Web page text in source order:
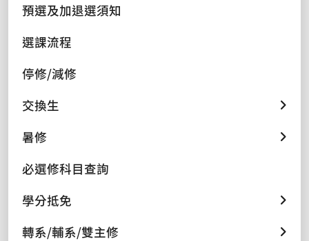
預選及加退選須知
選課流程
停修/減修
交換生
暑修
必選修科目查詢
學分抵免
轉系/輔系/雙主修